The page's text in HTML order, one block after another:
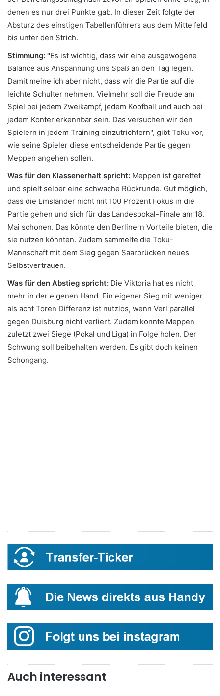
denen es nur drei Punkte gab. In dieser Zeit folgte der
Absturz des einstigen Tabellenführers aus dem Mittelfeld
bis unter den Strich.
Stimmung: "Es ist wichtig, dass wir eine ausgewogene
Balance aus Anspannung uns Spaß an den Tag legen.
Damit meine ich aber nicht, dass wir die Partie auf die
leichte Schulter nehmen. Vielmehr soll die Freude am
Spiel bei jedem Zweikampf, jedem Kopfball und auch bei
jedem Konter erkennbar sein. Das versuchen wir den
Spielern in jedem Training einzutrichtern", gibt Toku vor,
wie seine Spieler diese entscheidende Partie gegen
Meppen angehen sollen.
Was für den Klassenerhalt spricht: Meppen ist gerettet
und spielt selber eine schwache Rückrunde. Gut möglich,
dass die Emsländer nicht mit 100 Prozent Fokus in die
Partie gehen und sich für das Landespokal-Finale am 18.
Mai schonen. Das könnte den Berlinern Vorteile bieten, die
sie nutzen könnten. Zudem sammelte die Toku-
Mannschaft mit dem Sieg gegen Saarbrücken neues
Selbstvertrauen.
Was für den Abstieg spricht: Die Viktoria hat es nicht
mehr in der eigenen Hand. Ein eigener Sieg mit weniger
als acht Toren Differenz ist nutzlos, wenn Verl parallel
gegen Duisburg nicht verliert. Zudem konnte Meppen
zuletzt zwei Siege (Pokal und Liga) in Folge holen. Der
Schwung soll beibehalten werden. Es gibt doch keinen
Schongang.
Auch interessant